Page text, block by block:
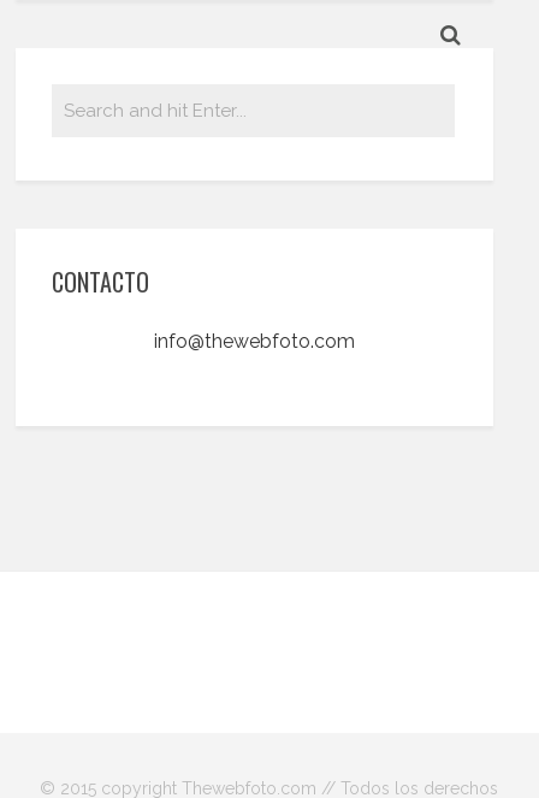
CONTACTO
info@thewebfoto.com
© 2015 copyright Thewebfoto.com // Todos los derechos